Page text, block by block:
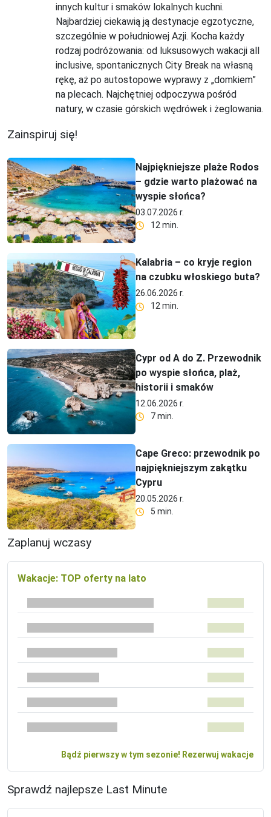
innych kultur i smaków lokalnych kuchni.
Najbardziej ciekawią ją destynacje egzotyczne,
szczególnie w południowej Azji. Kocha każdy
rodzaj podróżowania: od luksusowych wakacji all
inclusive, spontanicznych City Break na własną
rękę, aż po autostopowe wyprawy z „domkiem”
na plecach. Najchętniej odpoczywa pośród
natury, w czasie górskich wędrówek i żeglowania.
Zainspiruj się!
Najpiękniejsze plaże Rodos
– gdzie warto plażować na
wyspie słońca?
03.07.2026 r.
12 min.
Kalabria – co kryje region
na czubku włoskiego buta?
26.06.2026 r.
12 min.
Cypr od A do Z. Przewodnik
po wyspie słońca, plaż,
historii i smaków
12.06.2026 r.
7 min.
Cape Greco: przewodnik po
najpiękniejszym zakątku
Cypru
20.05.2026 r.
5 min.
Zaplanuj wczasy
Wakacje: TOP oferty na lato
Bądź pierwszy w tym sezonie! Rezerwuj wakacje
Sprawdź najlepsze Last Minute